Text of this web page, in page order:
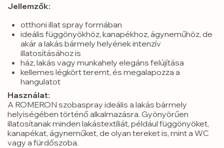
Jellemzők:
otthoni illat spray formában
ideális függönyökhöz, kanapékhoz, ágyneműhöz, de
akár a lakás bármely helyének intenzív
illatosításához is
ház, lakás vagy munkahely elegáns felújítása
kellemes légkört teremt, és megalapozza a
hangulatot
Használat:
A ROMERON szobaspray ideális a lakás bármely
helyiségében történő alkalmazásra. Gyönyörűen
illatosítanak minden lakástextíliát, például függönyöket,
kanapékat, ágyneműket, de olyan tereket is, mint a WC
vagy a fürdőszoba.